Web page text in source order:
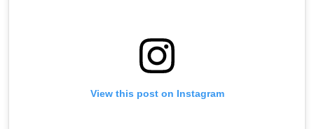
View this post on Instagram